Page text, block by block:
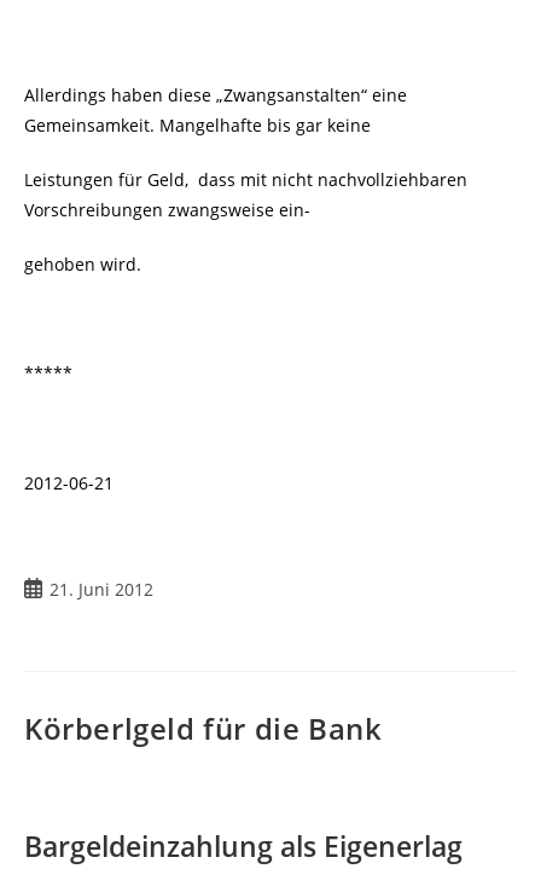
Allerdings haben diese „Zwangsanstalten“ eine
Gemeinsamkeit. Mangelhafte bis gar keine
Leistungen für Geld, dass mit nicht nachvollziehbaren
Vorschreibungen zwangsweise ein-
gehoben wird.
*****
2012-06-21
Beitrag
21. Juni 2012
Körberlgeld für die Bank
Bargeldeinzahlung als Eigenerlag